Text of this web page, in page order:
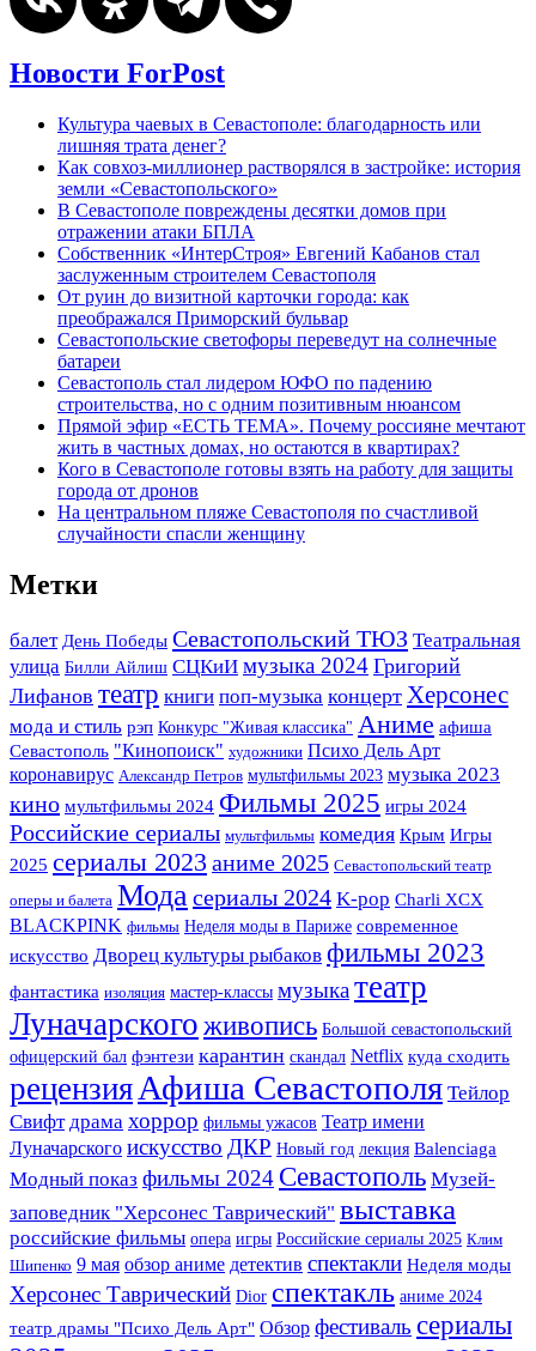
Новости ForPost
Культура чаевых в Севастополе: благодарность или
лишняя трата денег?
Как совхоз-миллионер растворялся в застройке: история
земли «Севастопольского»
В Севастополе повреждены десятки домов при
отражении атаки БПЛА
Собственник «ИнтерСтроя» Евгений Кабанов стал
заслуженным строителем Севастополя
От руин до визитной карточки города: как
преображался Приморский бульвар
Севастопольские светофоры переведут на солнечные
батареи
Севастополь стал лидером ЮФО по падению
строительства, но с одним позитивным нюансом
Прямой эфир «ЕСТЬ ТЕМА». Почему россияне мечтают
жить в частных домах, но остаются в квартирах?
Кого в Севастополе готовы взять на работу для защиты
города от дронов
На центральном пляже Севастополя по счастливой
случайности спасли женщину
Метки
балет День Победы Севастопольский ТЮЗ Театральная
улица Билли Айлиш СЦКиИ музыка 2024 Григорий
Лифанов театр книги поп-музыка концерт Херсонес
мода и стиль рэп Конкурс "Живая классика" Аниме афиша
Севастополь "Кинопоиск" художники Психо Дель Арт
коронавирус Александр Петров мультфильмы 2023 музыка 2023
кино мультфильмы 2024 Фильмы 2025 игры 2024
Российские сериалы мультфильмы комедия Крым Игры
2025 сериалы 2023 аниме 2025 Севастопольский театр
оперы и балета Мода сериалы 2024 K-pop Charli XCX
BLACKPINK фильмы Неделя моды в Париже современное
искусство Дворец культуры рыбаков фильмы 2023
фантастика изоляция мастер-классы музыкатеатр
Луначарского живопись Большой севастопольский
офицерский бал фэнтези карантин скандал Netflix куда сходить
рецензия Афиша Севастополя Тейлор
Свифт драма хоррор фильмы ужасов Театр имени
Луначарского искусство ДКР Новый год лекция Balenciaga
Модный показ фильмы 2024 Севастополь Музей-
заповедник "Херсонес Таврический" выставка
российские фильмы опера игры Российские сериалы 2025 Клим
Шипенко 9 мая обзор аниме детектив спектакли Неделя моды
Херсонес Таврический Dior спектакль аниме 2024
театр драмы "Психо Дель Арт" Обзор фестиваль сериалы